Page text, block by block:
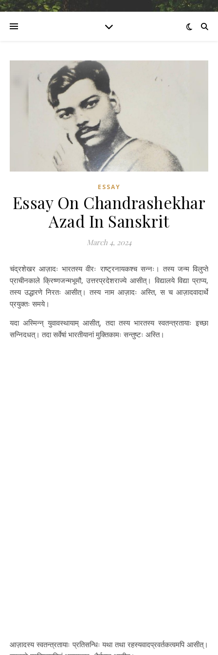
ESSAY
Essay On Chandrashekhar
Azad In Sanskrit
March 4, 2024
चंद्रशेखर आज़ादः भारतस्य वीरः राष्ट्रनायकश्च सन्नः। तस्य जन्म विलुप्ते
प्राचीनकाले क्रिष्णजन्मभूमौ, उत्तरप्रदेशराज्ये आसीत्। विद्यालये विद्या प्राप्य,
तस्य उद्धारणे निरतः आसीत्। तस्य नाम आज़ादः अस्ति, स च आज़ादवादार्थे
प्रयुक्तः समये।
यदा अस्मिन्न् युवावस्थायाम् आसीत्, तदा तस्य भारतस्य स्वतन्त्रतायाः इच्छा
सन्निदधत्। तदा सर्वेषां भारतीयानां मुक्तिकामः सन्तुष्टः अस्ति।
आज़ादस्य स्वतन्त्रतायाः प्रतिसन्धिः यथा तथा रहस्यवादप्रवर्तकत्वमपि आसीत्।